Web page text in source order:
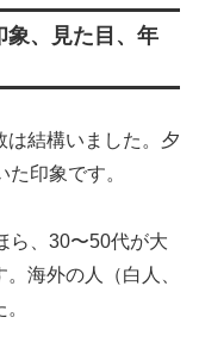
象、見た目、年
は結構いました。夕
印象です。
ら、30〜50代が大
海外の人（白人、